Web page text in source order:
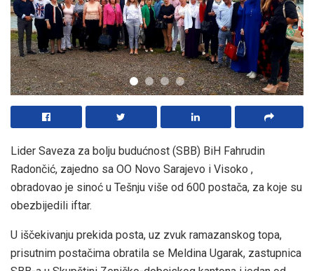
Lider Saveza za bolju budućnost (SBB) BiH Fahrudin
Radončić, zajedno sa OO Novo Sarajevo i Visoko ,
obradovao je sinoć u Tešnju više od 600 postača, za koje su
obezbijedili iftar.
U iščekivanju prekida posta, uz zvuk ramazanskog topa,
prisutnim postačima obratila se Meldina Ugarak, zastupnica